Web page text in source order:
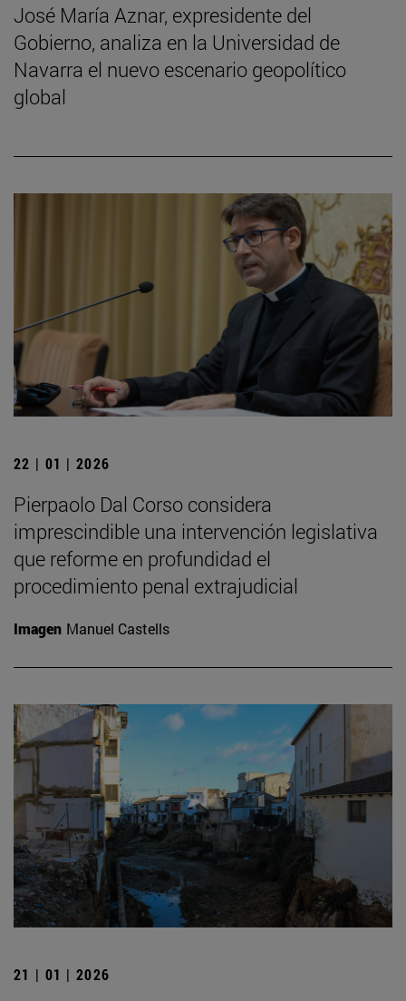
José María Aznar, expresidente del
Gobierno, analiza en la Universidad de
Navarra el nuevo escenario geopolítico
global
22 | 01 | 2026
Pierpaolo Dal Corso considera
imprescindible una intervención legislativa
que reforme en profundidad el
procedimiento penal extrajudicial
Imagen Manuel Castells
21 | 01 | 2026